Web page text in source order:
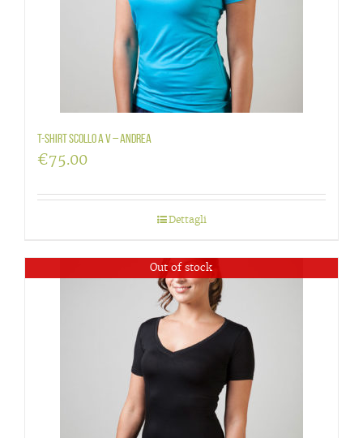
T-Shirt scollo a V – Andrea
€75.00
Dettagli
Out of stock